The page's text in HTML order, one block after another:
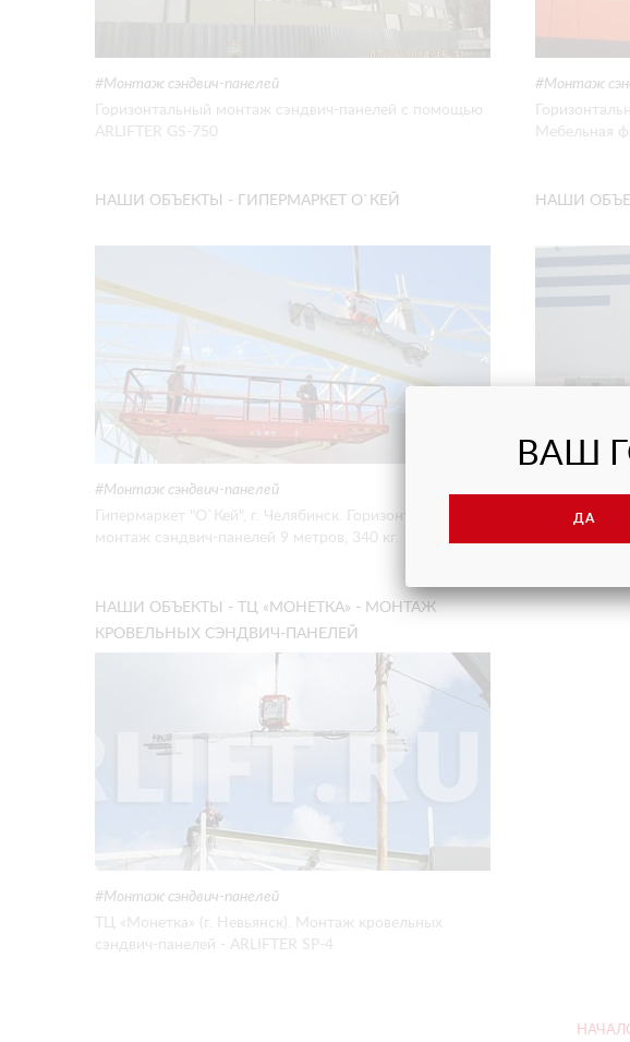
Монтаж сэндвич-панелей
Горизонтальный монтаж сэндвич-панелей с помощью
ARLIFTER GS-750
Монтаж
Мебельная
НАШИ ОБЪЕКТЫ - ГИПЕРМАРКЕТ О`КЕЙ
Монтаж сэндвич-панелей
Гипермаркет "О`Кей", г. Челябинск. Горизонтальный
монтаж сэндвич-панелей 9 метров, 340 кг.
НАШИ
ТЛК
НАШИ ОБЪЕКТЫ - ТЦ «МОНЕТКА» - МОНТАЖ
КРОВЕЛЬНЫХ СЭНДВИЧ-ПАНЕЛЕЙ
Монтаж сэндвич-панелей
ТЦ «Монетка» (г. Невьянск). Монтаж кровельных
сэндвич-панелей - ARLIFTER SP-4
ВАШ
ДА